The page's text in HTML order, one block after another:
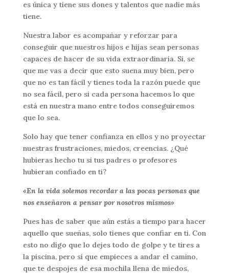
es única y tiene sus dones y talentos que nadie más
tiene.
Nuestra labor es acompañar y reforzar para
conseguir que nuestros hijos e hijas sean personas
capaces de hacer de su vida extraordinaria. Si, se
que me vas a decir que esto suena muy bien, pero
que no es tan fácil y tienes toda la razón puede que
no sea fácil, pero si cada persona hacemos lo que
está en nuestra mano entre todos conseguiremos
que lo sea.
Solo hay que tener confianza en ellos y no proyectar
nuestras frustraciones, miedos, creencias. ¿Qué
hubieras hecho tu si tus padres o profesores
hubieran confiado en ti?
«En la vida solemos recordar a las pocas personas que
nos enseñaron a pensar por nosotros mismos»
Pues has de saber que aún estás a tiempo para hacer
aquello que sueñas, solo tienes que confiar en ti. Con
esto no digo que lo dejes todo de golpe y te tires a
la piscina, pero sí que empieces a andar el camino,
que te despojes de esa mochila llena de miedos,